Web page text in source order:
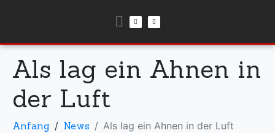
Als lag ein Ahnen in
der Luft
Anfang News Als lag ein Ahnen in der Luft